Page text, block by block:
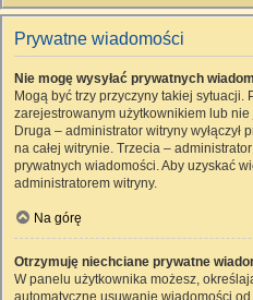
Prywatne wiadomości
Nie mogę wysyłać prywatnych
Mogą być trzy przyczyny takiej sytuacji.
zarejestrowanym użytkownikiem lub
Druga – administrator witryny wyłączył
na całej witrynie. Trzecia –
prywatnych wiadomości. Aby uzyskać
administratorem witryny.
Na górę
Otrzymuję niechciane prywatne
W panelu użytkownika możesz,
automatyczne usuwanie wiadomości